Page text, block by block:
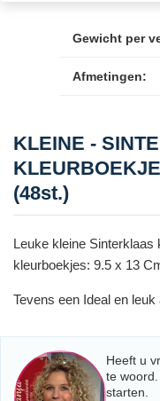
Gewicht per
Afmetingen:
KLEINE -
(48st.)
Leuke kleine
kleurboekjes: 9.5 x 13
Tevens een Ideal en
Heeft u
te
starten.